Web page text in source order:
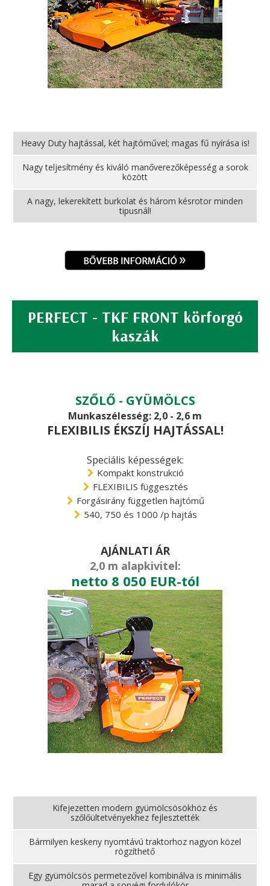
Heavy Duty hajtással, két hajtóművel; magas fű nyírása is!
Nagy teljesítmény és kiváló manőverezőképesség a sorok
között
A nagy, lekerekített burkolat és három késrotor minden
tipusnál!
PERFECT - TKF FRONT körforgó
kaszák
SZŐLŐ - GYÜMÖLCS
Munkaszélesség: 2,0 - 2,6 m
FLEXIBILIS ÉKSZÍJ HAJTÁSSAL!
Speciális képességek:
Kompakt konstrukció
FLEXIBILIS függesztés
Forgásirány független hajtómű
540, 750 és 1000 /p hajtás
AJÁNLATI ÁR
2,0 m alapkivitel:
netto 8 050 EUR-tól
Kifejezetten modern gyümölcsösökhöz és
szőlőültetvényekhez fejlesztették
Bármilyen keskeny nyomtávú traktorhoz nagyon közel
rögzíthető
Egy gyümölcsös permetezővel kombinálva is minimális